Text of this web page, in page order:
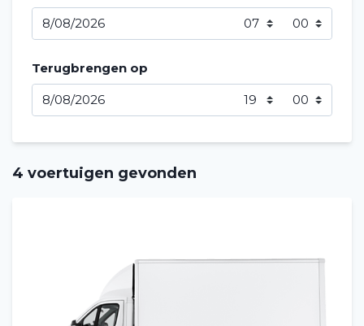
Terugbrengen op
4 voertuigen gevonden